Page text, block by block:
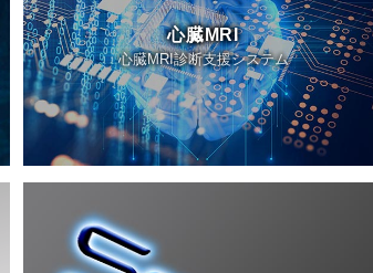
心臓MRI
心臓MRI診断支援システム